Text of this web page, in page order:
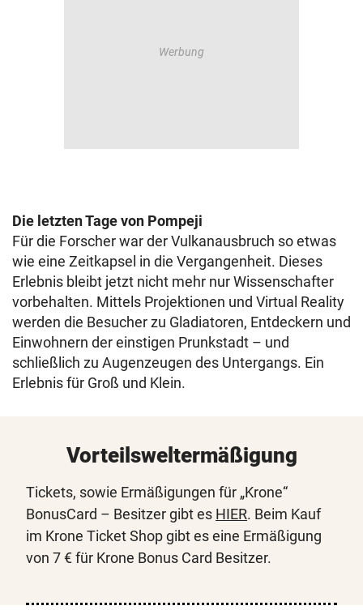
Die letzten Tage von Pompeji
Für die Forscher war der Vulkanausbruch so etwas
wie eine Zeitkapsel in die Vergangenheit. Dieses
Erlebnis bleibt jetzt nicht mehr nur Wissenschafter
vorbehalten. Mittels Projektionen und Virtual Reality
werden die Besucher zu Gladiatoren, Entdeckern und
Einwohnern der einstigen Prunkstadt – und
schließlich zu Augenzeugen des Untergangs. Ein
Erlebnis für Groß und Klein.
Vorteilsweltermäßigung
Tickets, sowie Ermäßigungen für „Krone“
BonusCard – Besitzer gibt es HIER. Beim Kauf
im Krone Ticket Shop gibt es eine Ermäßigung
von 7 € für Krone Bonus Card Besitzer.